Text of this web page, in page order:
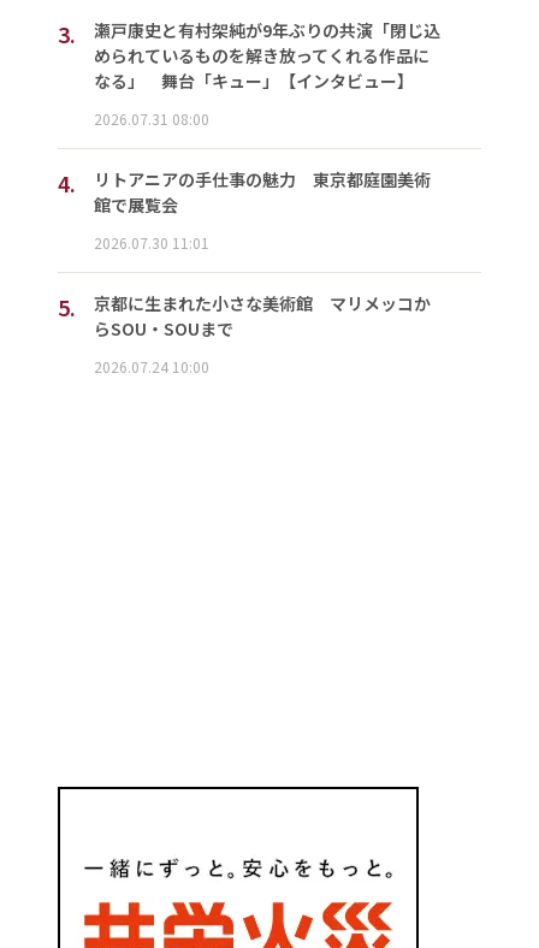
3.
瀬戸康史と有村架純が9年ぶりの共演「閉じ込
められているものを解き放ってくれる作品に
なる」 舞台「キュー」【インタビュー】
2026.07.31 08:00
4.
リトアニアの手仕事の魅力 東京都庭園美術
館で展覧会
2026.07.30 11:01
5.
京都に生まれた小さな美術館 マリメッコか
らSOU・SOUまで
2026.07.24 10:00